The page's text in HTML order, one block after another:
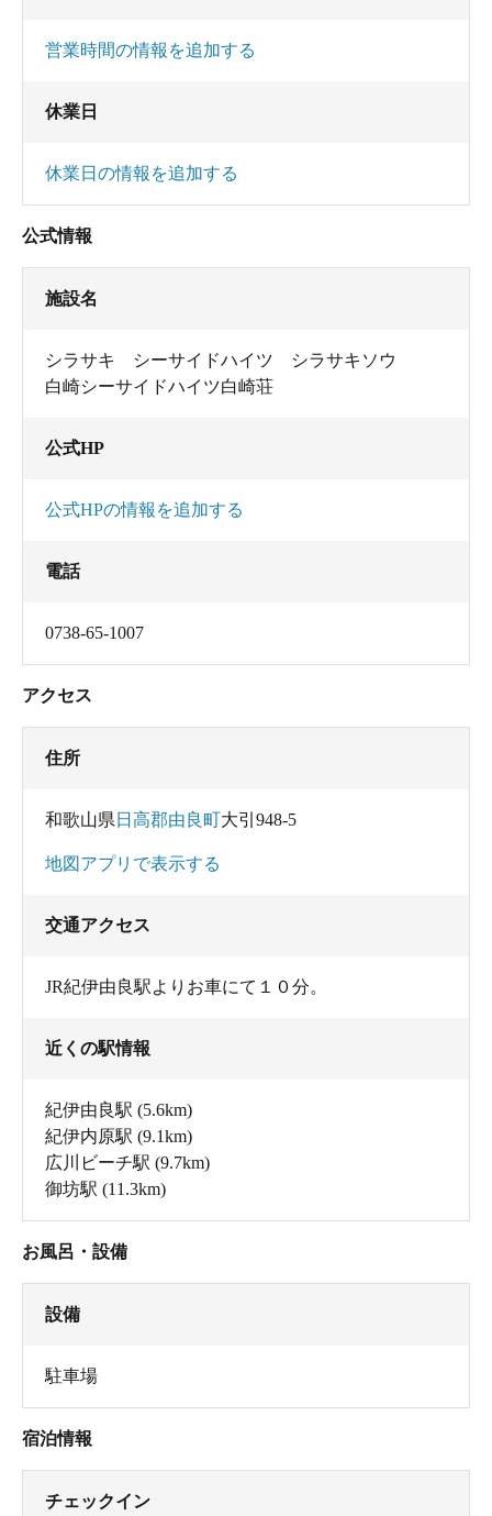
営業時間の情報を追加する
休業日
休業日の情報を追加する
公式情報
施設名
シラサキ シーサイドハイツ シラサキソウ
白崎シーサイドハイツ白崎荘
公式HP
公式HPの情報を追加する
電話
0738-65-1007
アクセス
住所
和歌山県 日高郡由良町大引948-5
地図アプリで表示する
交通アクセス
JR紀伊由良駅よりお車にて１０分。
近くの駅情報
紀伊由良駅 (5.6km)
紀伊内原駅 (9.1km)
広川ビーチ駅 (9.7km)
御坊駅 (11.3km)
お風呂・設備
設備
駐車場
宿泊情報
チェックイン